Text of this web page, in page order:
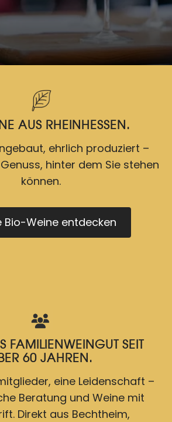
AUS RHEINHESSEN.
ehrlich produziert –
hinter dem Sie stehen
können.
Bio-Weine entdecken
FAMILIENWEINGUT SEIT
60 JAHREN.
eine Leidenschaft –
Beratung und Weine mit
Direkt aus Bechtheim,